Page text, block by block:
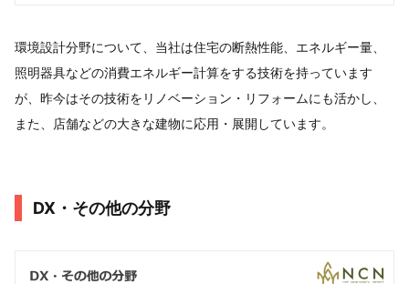
環境設計分野について、当社は住宅の断熱性能、エネルギー量、
照明器具などの消費エネルギー計算をする技術を持っています
が、昨今はその技術をリノベーション・リフォームにも活かし、
また、店舗などの大きな建物に応用・展開しています。
DX・その他の分野